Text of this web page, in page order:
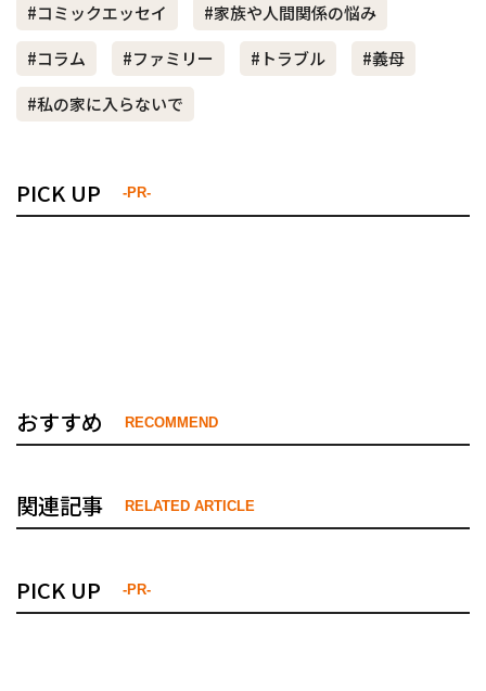
#コミックエッセイ
#家族や人間関係の悩み
#コラム
#ファミリー #トラブル
#義母
#私の家に入らないで
PICK UP -PR-
おすすめ RECOMMEND
関連記事 RELATED ARTICLE
PICK UP -PR-